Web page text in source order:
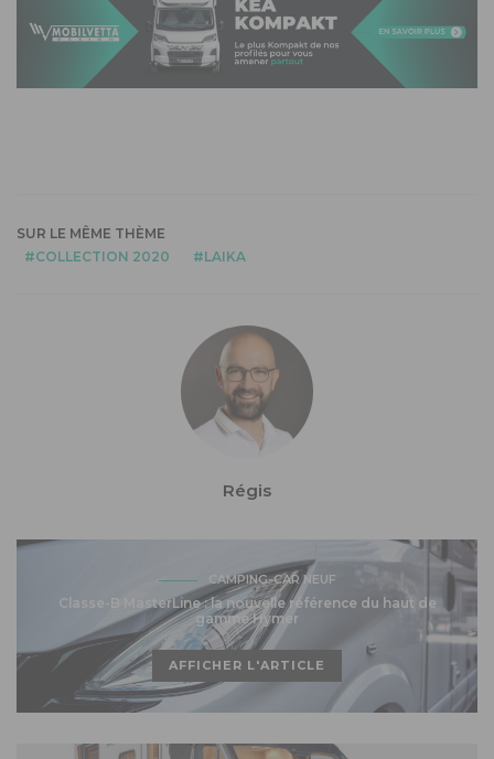
SUR LE MÊME THÈME
COLLECTION 2020
LAIKA
Régis
CAMPING-CAR NEUF
Classe-B MasterLine : la nouvelle référence du haut de
gamme Hymer
AFFICHER L'ARTICLE